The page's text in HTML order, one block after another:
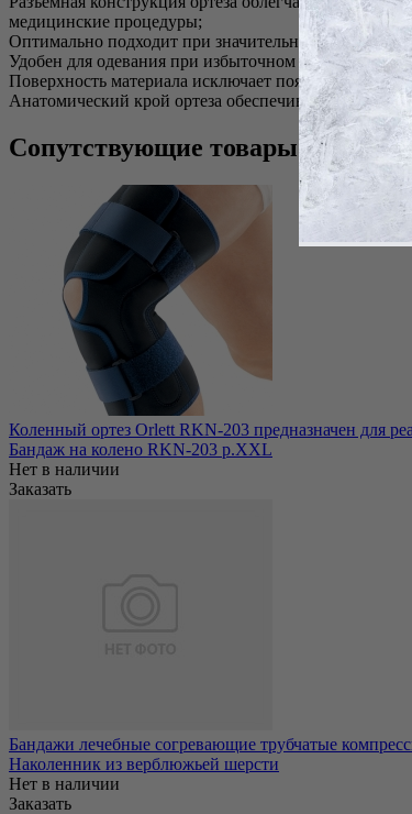
медицинские процедуры;
Оптимально подходит при значительной разнице
Удобен для одевания при избыточном весе и болях в
Поверхность материала исключает появление
Анатомический крой ортеза обеспечивает лучшее
Сопутствующие товары
Коленный ортез Orlett RKN-203 предназначен для
Бандаж на колено RKN-203 р.XXL
Нет в наличии
Заказать
Бандажи лечебные согревающие трубчатые
Наколенник из верблюжьей шерсти
Нет в наличии
Заказать